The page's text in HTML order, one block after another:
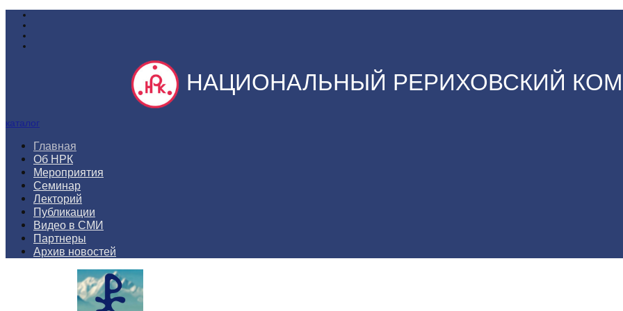
НАЦИОНАЛЬНЫЙ РЕРИХОВСКИЙ
каталог
Главная
Об НРК
Мероприятия
Семинар
Лекторий
Публикации
Видео в СМИ
Партнеры
Архив новостей